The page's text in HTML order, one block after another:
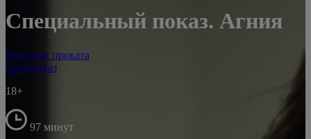
Специальный показ. Агния
Новинки проката
Спецпоказ
18+
97 минут